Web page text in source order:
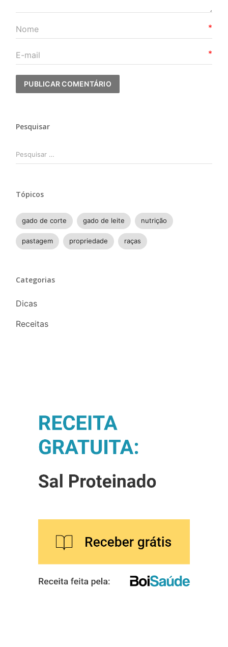
*
*
Pesquisar
por:
Tópicos
gado de corte gado de leite nutrição
pastagem propriedade raças
Categorias
Dicas
Receitas